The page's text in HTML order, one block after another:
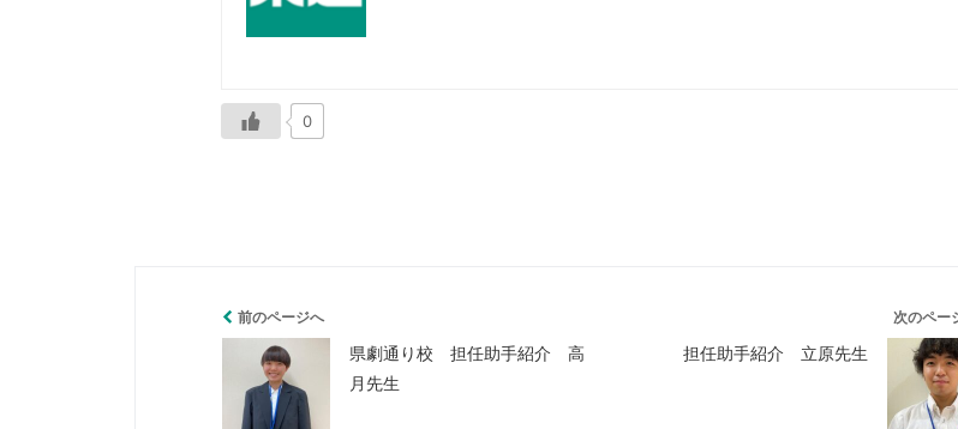
0
前のページへ
県劇通り校 担任助手紹介 高
月先生
次のペー
担任助手紹介 立原先生